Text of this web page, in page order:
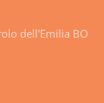
dell'Emilia BO